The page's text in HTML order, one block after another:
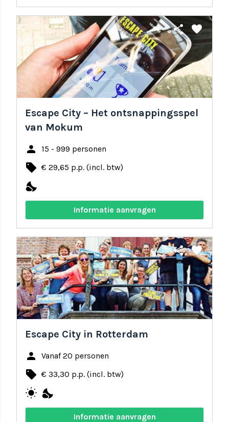
share favorite
Escape City – Het ontsnappingsspel
van Mokum
person 15 - 999 personen
local_offer € 29,65 p.p. (incl. btw)
nights_stay
Informatie aanvragen
share favorite
Escape City in Rotterdam
person Vanaf 20 personen
local_offer € 33,30 p.p. (incl. btw)
wb_sunny nights_stay
Informatie aanvragen